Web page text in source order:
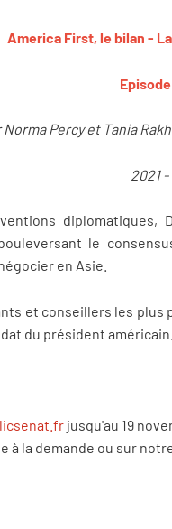
America First, le bilan -
Norma Percy et Tania
2021 -
le
en Asie.
et conseillers les
du président américain.
jusqu'au 19
à la demande ou sur